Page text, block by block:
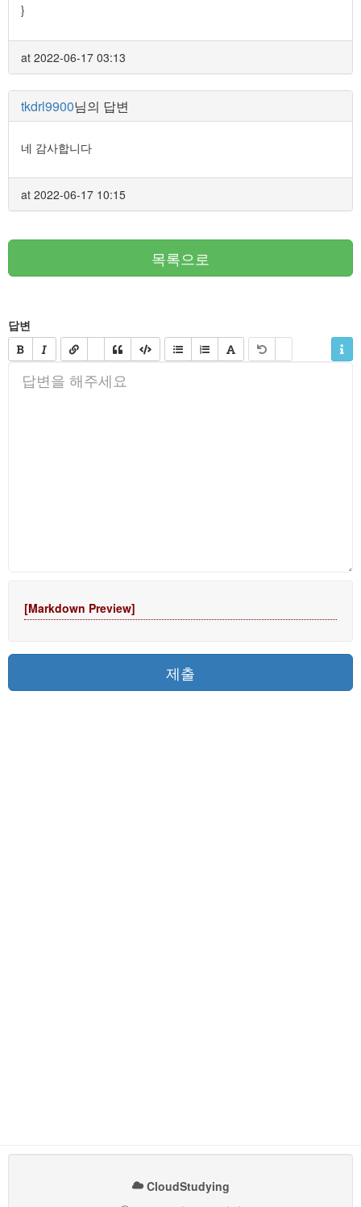
}
at 2022-06-17 03:13
tkdrl9900님의 답변
네 감사합니다
at 2022-06-17 10:15
목록으로
답변
[Markdown Preview]
CloudStudying